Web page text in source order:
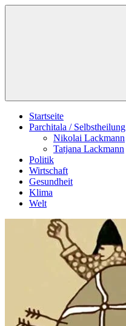
Zum
Startseite
Parchitala / Selbstheilung
Nikolai Lackmann
Tatjana Lackmann
Politik
Wirtschaft
Gesundheit
Klima
Welt